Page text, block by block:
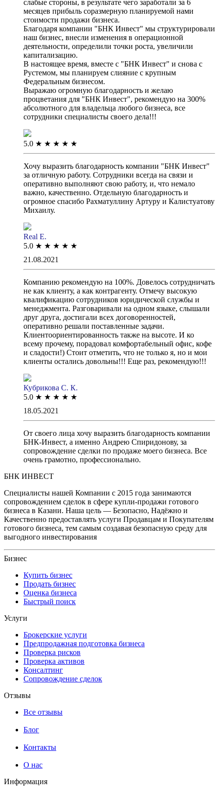
слабые стороны, в результате чего заработали за 6
месяцев прибыль соразмерную планируемой нами
стоимости продажи бизнеса.
Благодаря компании "БНК Инвест" мы структурировали
наш бизнес, внесли изменения в операционной
деятельности, определили точки роста, увеличили
капитализацию.
В настоящее время, вместе с "БНК Инвест" и снова с
Рустемом, мы планируем слияние с крупным
Федеральным бизнесом.
Выражаю огромную благодарность и желаю
процветания для "БНК Инвест", рекомендую на 300%
абсолютного для владельца любого бизнеса, все
сотрудники специалисты своего дела!!!
5.0 ★ ★ ★ ★ ★
Хочу выразить благодарность компании "БНК Инвест"
за отличную работу. Сотрудники всегда на связи и
оперативно выполняют свою работу, и, что немало
важно, качественно. Отдельную благодарность и
огромное спасибо Рахматуллину Артуру и Калистуатову
Михаилу.
Real E.
5.0 ★ ★ ★ ★ ★
21.08.2021
Компанию рекомендую на 100%. Довелось сотрудничать
не как клиенту, а как контрагенту. Отмечу высокую
квалификацию сотрудников юридической службы и
менеджмента. Разговаривали на одном языке, слышали
друг друга, достигали всех договоренностей,
оперативно решали поставленные задачи.
Клиентоориентированность также на высоте. И ко
всему прочему, порадовал комфортабельный офис, кофе
и сладости!) Стоит отметить, что не только я, но и мои
клиенты остались довольны!!! Еще раз, рекомендую!!!
Кубрикова С. К.
5.0 ★ ★ ★ ★ ★
18.05.2021
От своего лица хочу выразить благодарность компании
БНК-Инвест, а именно Андрею Спиридонову, за
сопровождение сделки по продаже моего бизнеса. Все
очень грамотно, профессионально.
БНК ИНВЕСТ
Специалисты нашей Компании с 2015 года занимаются
сопровождением сделок в сфере купли-продажи готового
бизнеса в Казани. Наша цель — Безопасно, Надёжно и
Качественно предоставлять услуги Продавцам и Покупателям
готового бизнеса, тем самым создавая безопасную среду для
выгодного инвестирования
Бизнес
Купить бизнес
Продать бизнес
Оценка бизнеса
Быстрый поиск
Услуги
Брокерские услуги
Предпродажная подготовка бизнеса
Проверка рисков
Проверка активов
Консалтинг
Сопровождение сделок
Отзывы
Все отзывы
Блог
Контакты
О нас
Информация